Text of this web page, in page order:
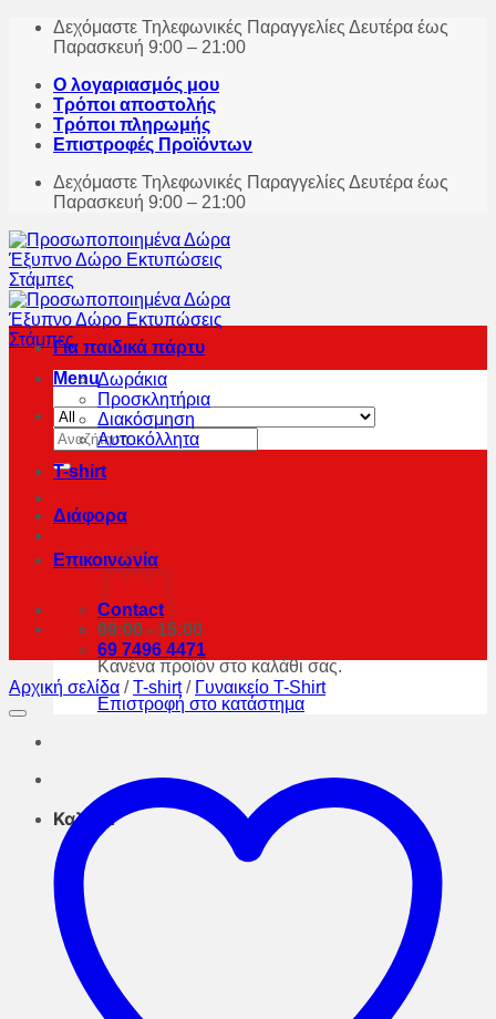
Skip
Δεχόμαστε Τηλεφωνικές Παραγγελίες Δευτέρα έως
Παρασκευή 9:00 – 21:00
Ο λογαριασμός μου
Τρόποι αποστολής
Τρόποι πληρωμής
Επιστροφές Προϊόντων
Δεχόμαστε Τηλεφωνικές Παραγγελίες Δευτέρα έως
Παρασκευή 9:00 – 21:00
Menu
Αναζήτηση
για:
Κανένα προϊόν στο καλάθι σας.
Επιστροφή στο κατάστημα
Καλάθι
Για παιδικά πάρτυ
Δωράκια
Προσκλητήρια
Διακόσμηση
Αυτοκόλλητα
T-shirt
Διάφορα
Επικοινωνία
Contact
09:00 - 15:00
69 7496 4471
Αρχική σελίδα / T-shirt / Γυναικείο T-Shirt